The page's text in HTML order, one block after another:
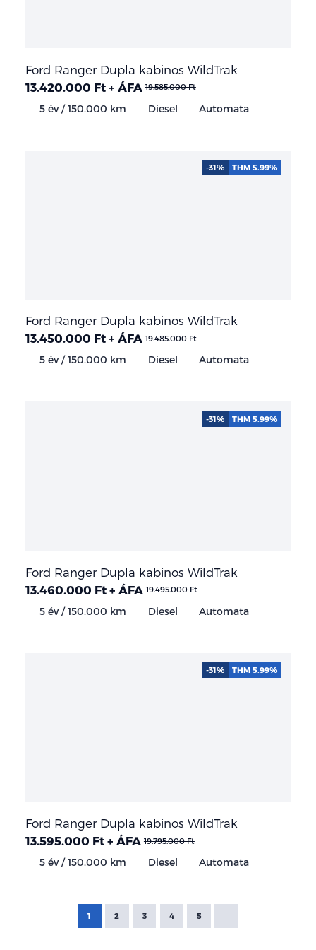
Ford Ranger Dupla kabinos WildTrak
13.420.000 Ft + ÁFA 19.585.000 Ft
5 év / 150.000 km Diesel Automata
Ford Ranger Dupla kabinos WildTrak
13.450.000 Ft + ÁFA 19.485.000 Ft
5 év / 150.000 km Diesel Automata
-31% THM 5.99%
Ford Ranger Dupla kabinos WildTrak
13.460.000 Ft + ÁFA 19.495.000 Ft
5 év / 150.000 km Diesel Automata
-31% THM 5.99%
Ford Ranger Dupla kabinos WildTrak
13.595.000 Ft + ÁFA 19.795.000 Ft
5 év / 150.000 km Diesel Automata
-31% THM 5.99%
1 2 3 4 5